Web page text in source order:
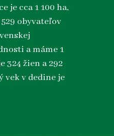
je cca 1 100 ha,
obyvateľov
a máme 1
324 žien a 292
vek v dedine je